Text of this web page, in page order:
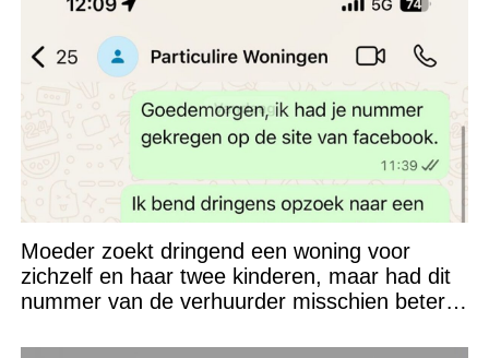
Moeder zoekt dringend een woning voor
zichzelf en haar twee kinderen, maar had dit
nummer van de verhuurder misschien beter